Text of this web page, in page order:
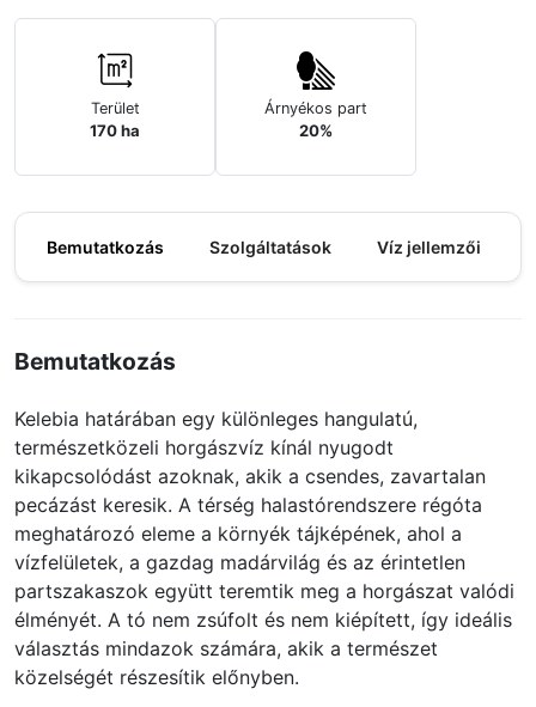
Terület
170 ha
Árnyékos part
20%
Bemutatkozás Szolgáltatások Víz jellemzői
Bemutatkozás
Kelebia határában egy különleges hangulatú,
természetközeli horgászvíz kínál nyugodt
kikapcsolódást azoknak, akik a csendes, zavartalan
pecázást keresik. A térség halastórendszere régóta
meghatározó eleme a környék tájképének, ahol a
vízfelületek, a gazdag madárvilág és az érintetlen
partszakaszok együtt teremtik meg a horgászat valódi
élményét. A tó nem zsúfolt és nem kiépített, így ideális
választás mindazok számára, akik a természet
közelségét részesítik előnyben.